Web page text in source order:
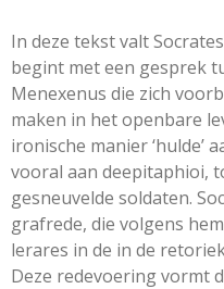
In deze tekst valt
begint met een gesprek
Menexenus die zich
maken in het openbare
ironische manier ‘hulde’
vooral aan deepitaphioi,
gesneuvelde soldaten.
grafrede, die volgens
lerares in de in de
Deze redevoering vormt